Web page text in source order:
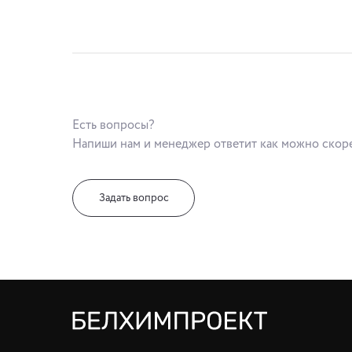
Есть вопросы?
Напиши нам и менеджер ответит как можно
Задать вопрос